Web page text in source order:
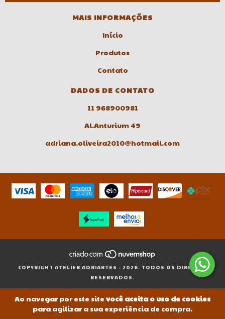
Ao navegar por este site você aceita o uso de cookies
para agilizar a sua experiência de compra.
MAIS INFORMAÇÕES
Início
Produtos
Contato
DADOS DE CONTATO
11 968900981
Al.Anturium 49
adriana.oliveira2010@hotmail.com
COPYRIGHT ATELIER ADRIARTES - 2026. TODOS OS DIREITOS
RESERVADOS.